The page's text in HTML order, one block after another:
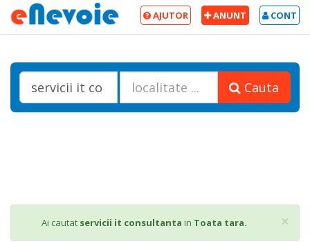
CONT
ANUNT
AJUTOR
Cauta
×
Ai cautat servicii it consultanta in Toata tara.